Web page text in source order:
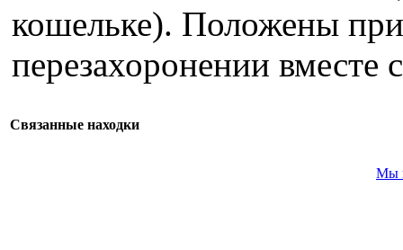
кошельке). Положены при
перезахоронении вместе
Связанные находки
Мы